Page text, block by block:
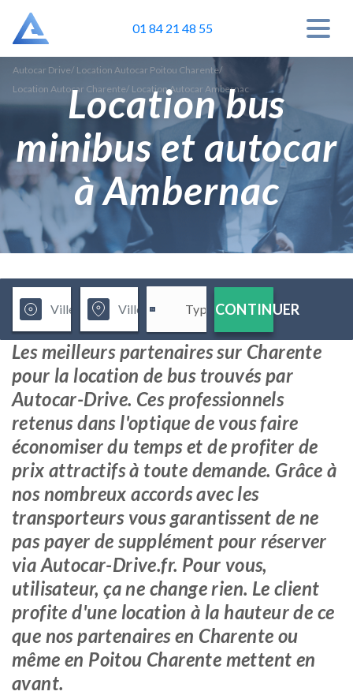
01 84 21 48 55
Autocar Drive/ Location Autocar Poitou Charente/
Location Autocar Charente/ Location Autocar Ambernac
Location bus
minibus et autocar
à Ambernac
CONTINUER
Les meilleurs partenaires sur Charente
pour la location de bus trouvés par
Autocar-Drive. Ces professionnels
retenus dans l'optique de vous faire
économiser du temps et de profiter de
prix attractifs à toute demande. Grâce à
nos nombreux accords avec les
transporteurs vous garantissent de ne
pas payer de supplément pour réserver
via Autocar-Drive.fr. Pour vous,
utilisateur, ça ne change rien. Le client
profite d'une location à la hauteur de ce
que nos partenaires en Charente ou
même en Poitou Charente mettent en
avant.